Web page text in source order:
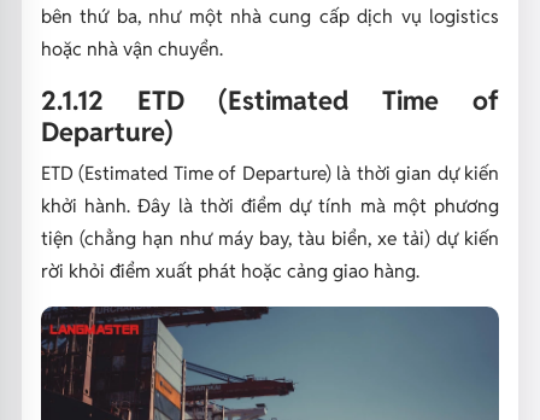
bên thứ ba, như một nhà cung cấp dịch vụ logistics
hoặc nhà vận chuyển.
2.1.12 ETD (Estimated Time of
Departure)
ETD (Estimated Time of Departure) là thời gian dự kiến
khởi hành. Đây là thời điểm dự tính mà một phương
tiện (chẳng hạn như máy bay, tàu biển, xe tải) dự kiến
rời khỏi điểm xuất phát hoặc cảng giao hàng.